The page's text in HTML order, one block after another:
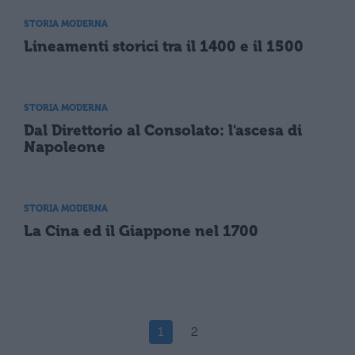
STORIA MODERNA
Lineamenti storici tra il 1400 e il 1500
STORIA MODERNA
Dal Direttorio al Consolato: l'ascesa di
Napoleone
STORIA MODERNA
La Cina ed il Giappone nel 1700
1 2